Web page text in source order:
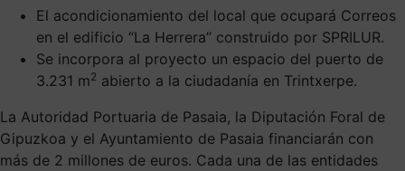
El acondicionamiento del local que ocupará Correos
en el edificio “La Herrera” construido por SPRILUR.
Se incorpora al proyecto un espacio del puerto de
3.231 m2 abierto a la ciudadanía en Trintxerpe.
La Autoridad Portuaria de Pasaia, la Diputación Foral de
Gipuzkoa y el Ayuntamiento de Pasaia financiarán con
más de 2 millones de euros. Cada una de las entidades